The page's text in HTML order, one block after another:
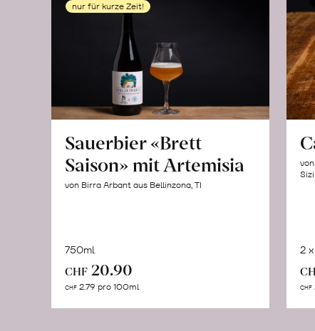
nur für kurze Zeit!
Sauerbier «Brett
Saison» mit Artemisia
von Birra Arbant aus Bellinzona, TI
750ml
CHF 20.90
CHF 2.79 pro 100ml
2
CHF